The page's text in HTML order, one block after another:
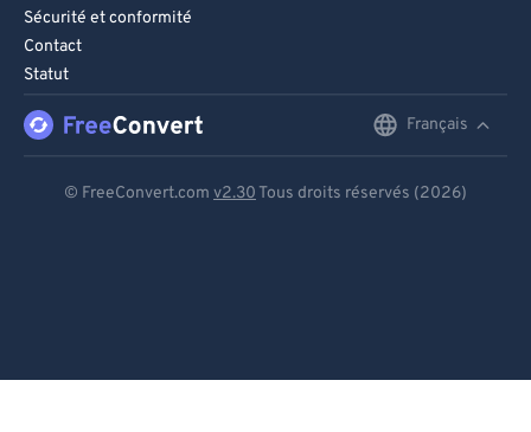
Sécurité et conformité
Contact
Statut
Français
© FreeConvert.com v2.30 Tous droits réservés (2026)